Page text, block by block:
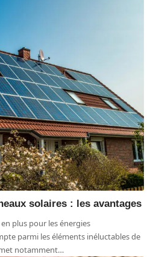
solaires : les avantages
plus pour les énergies
parmi les éléments inéluctables de
notamment…